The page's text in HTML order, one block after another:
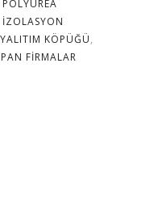
POLYUREA
IZOLASYON
KÖPÜĞÜ,
FIRMALAR